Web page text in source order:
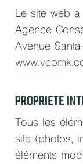
Le site web
Agence
Avenue
PROPRIETE
Tous les
site (photos,
éléments